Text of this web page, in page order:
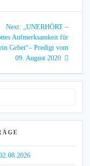
Next:
Next
post:
„UNERHÖRT –
Aufmerksamkeit für
Gebet“– Predigt vom
09. August 2020